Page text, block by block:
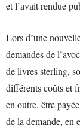
et l’avait rendue
Lors d’une
demandes de
de livres sterling,
différents coûts et
en outre, être
de la demande, en